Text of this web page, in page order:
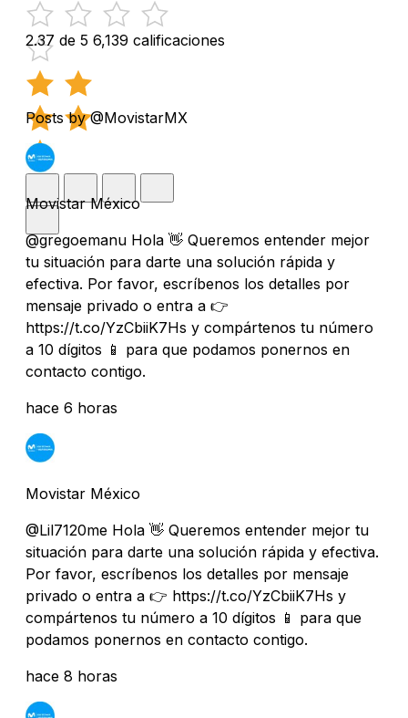
2.37 de 5 6,139 calificaciones
Posts by @MovistarMX
Movistar México
@gregoemanu Hola 👋 Queremos entender mejor
tu situación para darte una solución rápida y
efectiva. Por favor, escríbenos los detalles por
mensaje privado o entra a 👉
https://t.co/YzCbiiK7Hs y compártenos tu número
a 10 dígitos 📱 para que podamos ponernos en
contacto contigo.
hace 6 horas
Movistar México
@Lil7120me Hola 👋 Queremos entender mejor tu
situación para darte una solución rápida y efectiva.
Por favor, escríbenos los detalles por mensaje
privado o entra a 👉 https://t.co/YzCbiiK7Hs y
compártenos tu número a 10 dígitos 📱 para que
podamos ponernos en contacto contigo.
hace 8 horas